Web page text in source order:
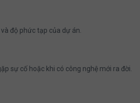
độ phức tạp của dự án.
sự cố hoặc khi có công nghệ mới ra đời.